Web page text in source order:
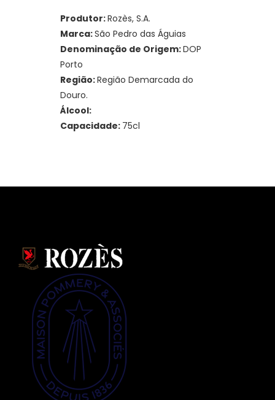
Produtor:Rozès, S.A.
Marca:São Pedro das Águias
Denominação de Origem:DOP
Porto
Região:Região Demarcada do
Douro.
Álcool:
Capacidade: 75cl